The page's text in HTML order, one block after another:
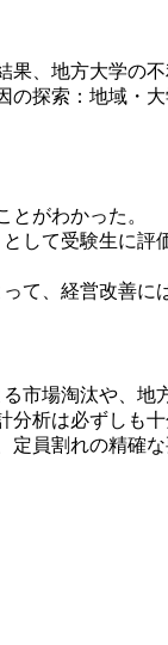
、地方大学の
探索：地域・
がわかった。
して受験生に評
て、経営改善に
市場淘汰や、地
析は必ずしも
員割れの精確な